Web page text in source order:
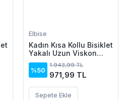
Elbise
Kadın Kısa Kollu Bisiklet
Yakalı Uzun Viskon
Elbise
%50
1.943,99 TL
971,99 TL
Sepete Ekle